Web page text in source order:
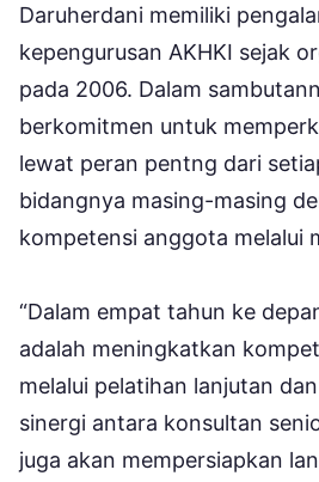
Daruherdani memiliki
kepengurusan AKHKI sejak
pada 2006. Dalam
berkomitmen untuk
lewat peran pentng dari
bidangnya masing-masing
kompetensi anggota melalui
“Dalam empat tahun ke
adalah meningkatkan
melalui pelatihan lanjutan
sinergi antara konsultan
juga akan mempersiapkan